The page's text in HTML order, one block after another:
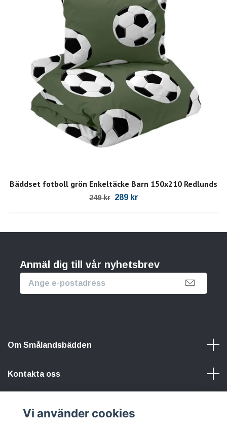
Bäddset fotboll grön Enkeltäcke Barn 150x210 Redlunds
249 kr 289 kr
Anmäl dig till vår nyhetsbrev
Om Smålandsbädden
Kontakta oss
Vi använder cookies